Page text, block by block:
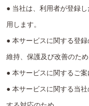
● 当社は、利用者が登録
用します。
● 本サービスに関する登
維持、保護及び改善のため
● 本サービスに関するご
● 本サービスに関する当